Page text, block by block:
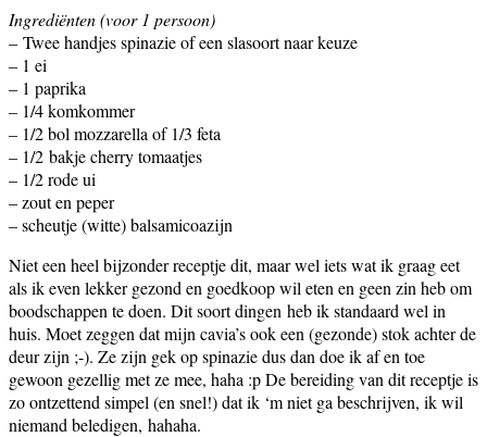
Ingrediënten (voor 1 persoon)
– Twee handjes spinazie of een slasoort naar keuze
– 1 ei
– 1 paprika
– 1/4 komkommer
– 1/2 bol mozzarella of 1/3 feta
– 1/2 bakje cherry tomaatjes
– 1/2 rode ui
– zout en peper
– scheutje (witte) balsamicoazijn
Niet een heel bijzonder receptje dit, maar wel iets wat ik graag eet
als ik even lekker gezond en goedkoop wil eten en geen zin heb om
boodschappen te doen. Dit soort dingen heb ik standaard wel in
huis. Moet zeggen dat mijn cavia’s ook een (gezonde) stok achter de
deur zijn ;-). Ze zijn gek op spinazie dus dan doe ik af en toe
gewoon gezellig met ze mee, haha :p De bereiding van dit receptje is
zo ontzettend simpel (en snel!) dat ik ‘m niet ga beschrijven, ik wil
niemand beledigen, hahaha.